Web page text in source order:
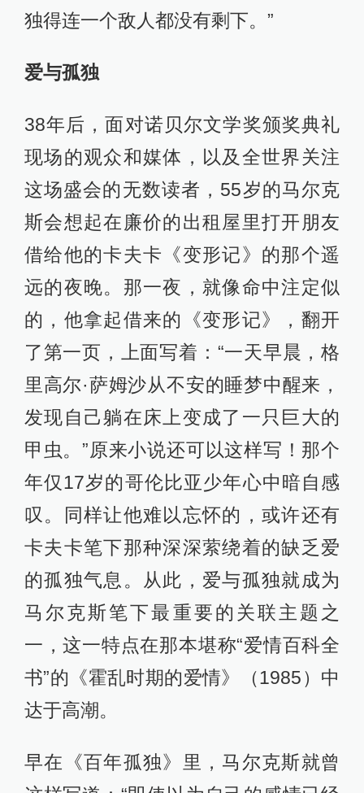
独得连一个敌人都没有剩下。”
爱与孤独
38年后，面对诺贝尔文学奖颁奖典礼
现场的观众和媒体，以及全世界关注
这场盛会的无数读者，55岁的马尔克
斯会想起在廉价的出租屋里打开朋友
借给他的卡夫卡《变形记》的那个遥
远的夜晚。那一夜，就像命中注定似
的，他拿起借来的《变形记》，翻开
了第一页，上面写着：“一天早晨，格
里高尔·萨姆沙从不安的睡梦中醒来，
发现自己躺在床上变成了一只巨大的
甲虫。”原来小说还可以这样写！那个
年仅17岁的哥伦比亚少年心中暗自感
叹。同样让他难以忘怀的，或许还有
卡夫卡笔下那种深深萦绕着的缺乏爱
的孤独气息。从此，爱与孤独就成为
马尔克斯笔下最重要的关联主题之
一，这一特点在那本堪称“爱情百科全
书”的《霍乱时期的爱情》（1985）中
达于高潮。
早在《百年孤独》里，马尔克斯就曾